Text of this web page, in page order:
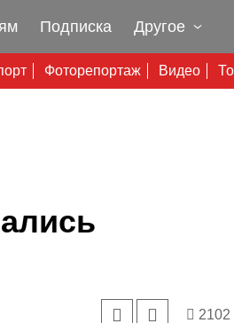
Фоторепортаж Видео
Подписка Другое
2102